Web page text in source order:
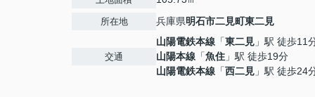
所在地 兵庫県明石市二見町東二見
交通
山陽電鉄本線 「東二見 」駅 徒歩11
山陽本線 「魚住 」駅 徒歩19分
山陽電鉄本線 「西二見 」駅 徒歩24